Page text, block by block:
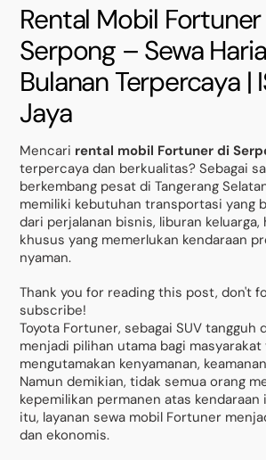
Rental Mobil
Serpong – Sewa
Bulanan Terpercaya |
Jaya
Mencari rental mobil Fortuner di
terpercaya dan berkualitas? Sebagai
berkembang pesat di Tangerang
memiliki kebutuhan transportasi yang
dari perjalanan bisnis, liburan keluarga,
khusus yang memerlukan kendaraan
nyaman.
Thank you for reading this post, don't
subscribe!
Toyota Fortuner, sebagai SUV tangguh
menjadi pilihan utama bagi masyarakat
mengutamakan kenyamanan,
Namun demikian, tidak semua orang
kepemilikan permanen atas kendaraan
itu, layanan sewa mobil Fortuner
dan ekonomis.